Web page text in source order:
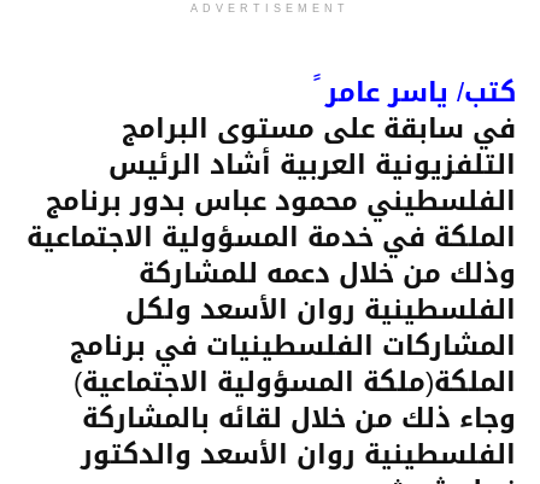
ADVERTISEMENT
كتب/ ياسر عامر ً
في سابقة على مستوى البرامج
التلفزيونية العربية أشاد الرئيس
الفلسطيني محمود عباس بدور برنامج
الملكة في خدمة المسؤولية الاجتماعية
وذلك من خلال دعمه للمشاركة
الفلسطينية روان الأسعد ولكل
المشاركات الفلسطينيات في برنامج
الملكة(ملكة المسؤولية الاجتماعية)
وجاء ذلك من خلال لقائه بالمشاركة
الفلسطينية روان الأسعد والدكتور